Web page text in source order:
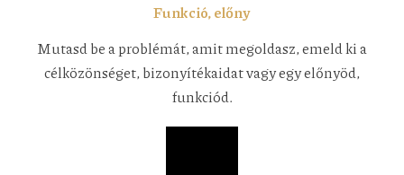
Funkció, előny
Mutasd be a problémát, amit megoldasz, emeld ki a
célközönséget, bizonyítékaidat vagy egy előnyöd,
funkciód.